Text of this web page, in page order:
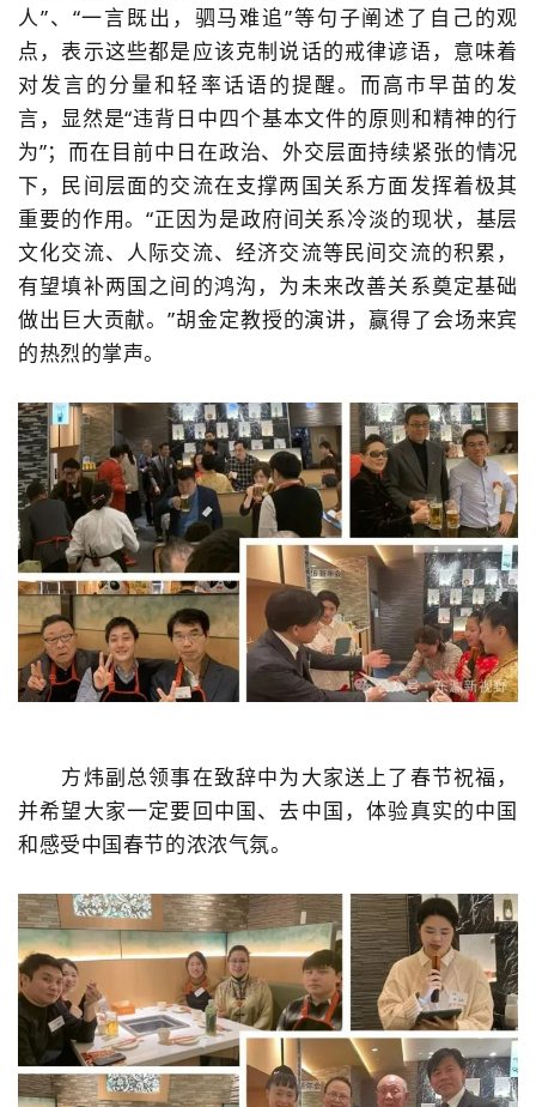
人”、“一言既出，驷马难追”等句子阐述了自己的观
点，表示这些都是应该克制说话的戒律谚语，意味着
对发言的分量和轻率话语的提醒。而高市早苗的发
言，显然是“违背日中四个基本文件的原则和精神的行
为”；而在目前中日在政治、外交层面持续紧张的情况
下，民间层面的交流在支撑两国关系方面发挥着极其
重要的作用。“正因为是政府间关系冷淡的现状，基层
文化交流、人际交流、经济交流等民间交流的积累，
有望填补两国之间的鸿沟，为未来改善关系奠定基础
做出巨大贡献。”胡金定教授的演讲，赢得了会场来宾
的热烈的掌声。
方炜副总领事在致辞中为大家送上了春节祝福，
并希望大家一定要回中国、去中国，体验真实的中国
和感受中国春节的浓浓气氛。